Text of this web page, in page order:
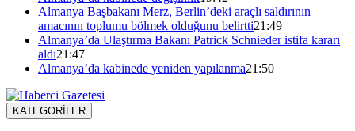
Almanya Başbakanı Merz, Berlin’deki araçlı saldırının
amacının toplumu bölmek olduğunu belirtti21:49
Almanya’da Ulaştırma Bakanı Patrick Schnieder istifa kararı
aldı21:47
Almanya’da kabinede yeniden yapılanma21:50
KATEGORİLER